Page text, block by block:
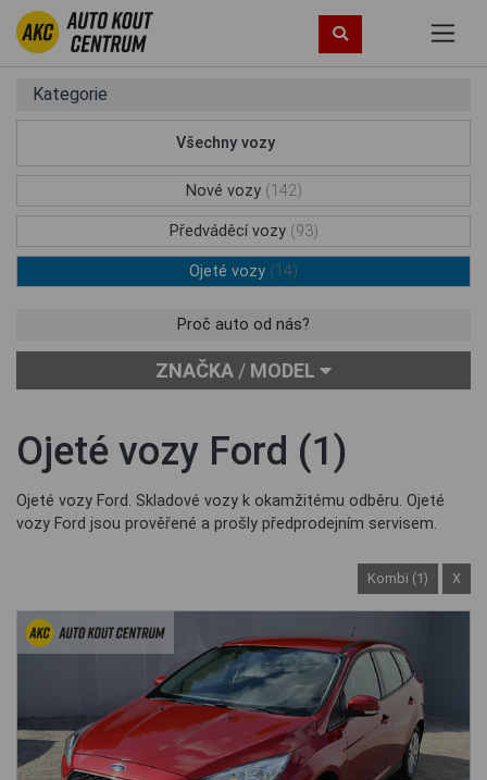
Kategorie
Všechny vozy
Nové vozy (142)
Předváděcí vozy (93)
Ojeté vozy (14)
Proč auto od nás?
ZNAČKA / MODEL
Ojeté vozy Ford (1)
Ojeté vozy Ford. Skladové vozy k okamžitému odběru. Ojeté
vozy Ford jsou prověřené a prošly předprodejním servisem.
Kombi (1) X